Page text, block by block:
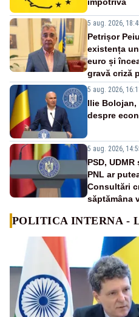
5 aug. 2026,
Petrișor
existența
euro și
gravă criză
5 aug. 2026,
Ilie
despre
5 aug. 2026,
PSD,
PNL ar
Consultări
săptămâna
POLITICA INTERNA -